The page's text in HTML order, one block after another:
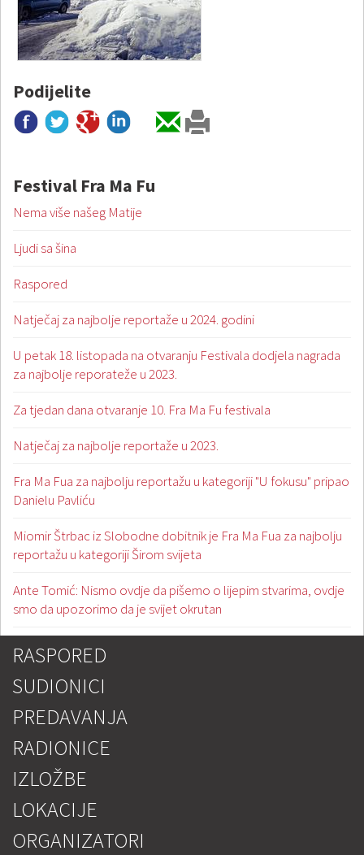
Podijelite
Festival Fra Ma Fu
Nema više našeg Matije
Ljudi sa šina
Raspored
Natječaj za najbolje reportaže u 2024. godini
U petak 18. listopada na otvaranju Festivala dodjela nagrada
za najbolje reporateže u 2023.
Za tjedan dana otvaranje 10. Fra Ma Fu festivala
Natječaj za najbolje reportaže u 2023.
Fra Ma Fua za najbolju reportažu u kategoriji "U fokusu" pripao
Danielu Pavliću
Miomir Štrbac iz Slobodne dobitnik je Fra Ma Fua za najbolju
reportažu u kategoriji Širom svijeta
Ante Tomić: Nismo ovdje da pišemo o lijepim stvarima, ovdje
smo da upozorimo da je svijet okrutan
RASPORED
SUDIONICI
PREDAVANJA
RADIONICE
IZLOŽBE
LOKACIJE
ORGANIZATORI